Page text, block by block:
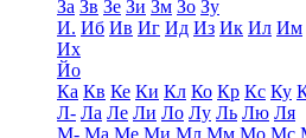
За Зв Зе Зи Зм Зо Зу
И. Иб Ив Иг Ид Из Ик Ил Им
Их
Йо
Ка Кв Ке Ки Кл Ко Кр Кс Ку
Л- Ла Ле Ли Ло Лу Ль Лю Ля
М- Ма Ме Ми Мл Мм Мо Мс